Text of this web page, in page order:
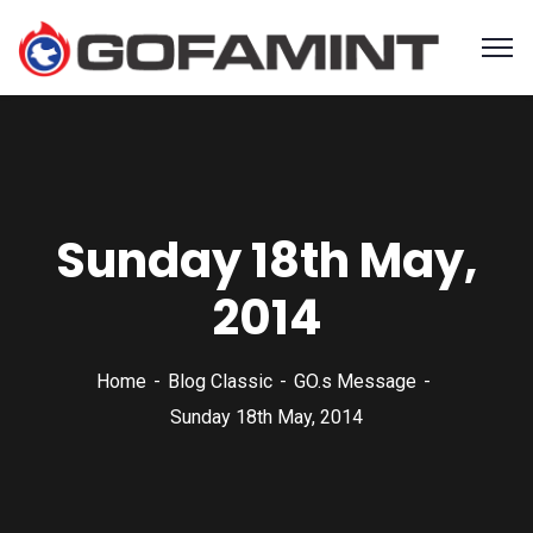
Sunday 18th May,
2014
Home Blog Classic
GO.s Message
Sunday 18th May, 2014